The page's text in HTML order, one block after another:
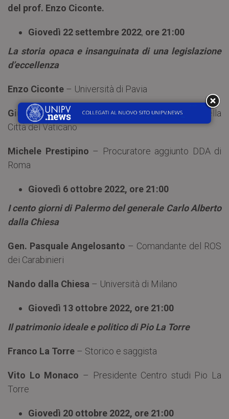
del prof. Enzo Ciconte.
Giovedì 22 settembre 2022, ore 21:00
La storia opaca e insanguinata di una legislazione
d’eccellenza
Enzo Ciconte – Università di Pavia
Giuseppe Pignatone– Presidente del Tribunale della
Città del Vaticano
Michele Prestipino – Procuratore aggiunto DDA di
Roma
Giovedì 6 ottobre 2022, ore 21:00
I cento giorni di Palermo del generale Carlo Alberto
dalla Chiesa
Gen. Pasquale Angelosanto – Comandante del ROS
dei Carabinieri
Nando dalla Chiesa – Università di Milano
Giovedì 13 ottobre 2022, ore 21:00
Il patrimonio ideale e politico di Pio La Torre
Franco La Torre – Storico e saggista
Vito Lo Monaco – Presidente Centro studi Pio La
Torre
Giovedì 20 ottobre 2022, ore 21:00